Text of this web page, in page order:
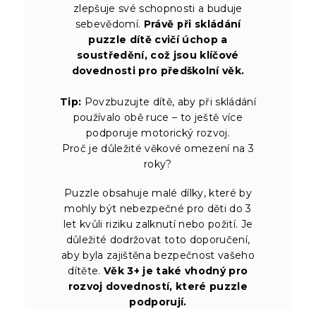
zlepšuje své schopnosti a buduje
sebevědomí. Právě při skládání
puzzle dítě cvičí úchop a
soustředění, což jsou klíčové
dovednosti pro předškolní věk.
Tip: Povzbuzujte dítě, aby při skládání
používalo obě ruce – to ještě více
podporuje motorický rozvoj.
Proč je důležité věkové omezení na 3
roky?
Puzzle obsahuje malé dílky, které by
mohly být nebezpečné pro děti do 3
let kvůli riziku zalknutí nebo požití. Je
důležité dodržovat toto doporučení,
aby byla zajištěna bezpečnost vašeho
dítěte.Věk 3+ je také vhodný pro
rozvoj dovedností, které puzzle
podporují.